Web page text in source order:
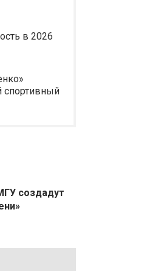
в 2026
спортивный
создадут